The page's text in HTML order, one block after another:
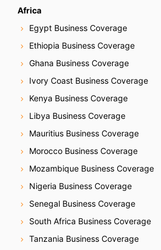
Africa
Egypt Business Coverage
Ethiopia Business Coverage
Ghana Business Coverage
Ivory Coast Business Coverage
Kenya Business Coverage
Libya Business Coverage
Mauritius Business Coverage
Morocco Business Coverage
Mozambique Business Coverage
Nigeria Business Coverage
Senegal Business Coverage
South Africa Business Coverage
Tanzania Business Coverage